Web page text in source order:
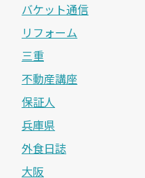
バケット通信
リフォーム
三重
不動産講座
保証人
兵庫県
外食日誌
大阪